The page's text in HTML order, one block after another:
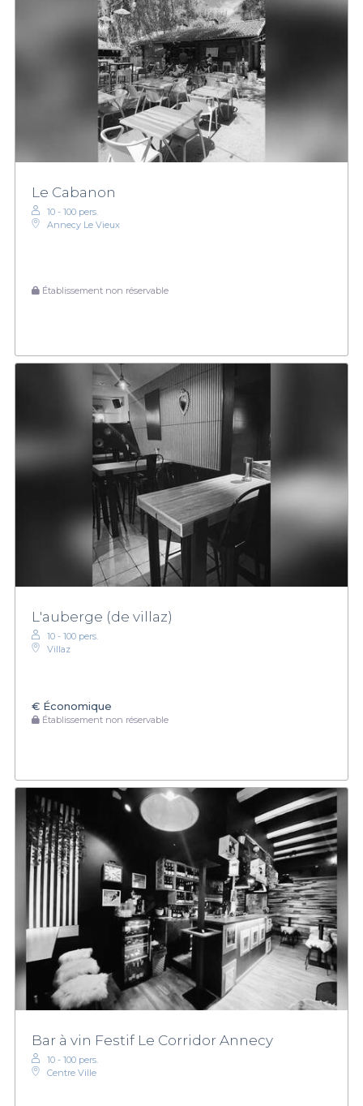
Le Cabanon
10 - 100 pers.
Annecy Le Vieux
Établissement non réservable
L'auberge (de villaz)
10 - 100 pers.
Villaz
€ Économique
Établissement non réservable
Bar à vin Festif Le Corridor Annecy
10 - 100 pers.
Centre Ville